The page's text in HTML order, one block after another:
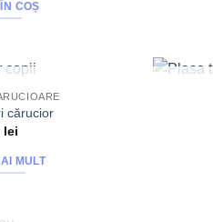
COȘ
cărucior
lei
MULT